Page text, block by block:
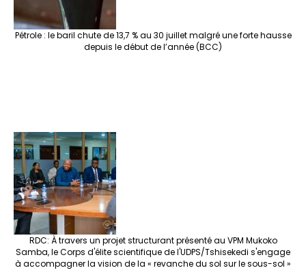
Pétrole : le baril chute de 13,7 % au 30 juillet malgré une forte hausse
depuis le début de l’année (BCC)
RDC: À travers un projet structurant présenté au VPM Mukoko
Samba, le Corps d'élite scientifique de l'UDPS/Tshisekedi s'engage
à accompagner la vision de la « revanche du sol sur le sous-sol »